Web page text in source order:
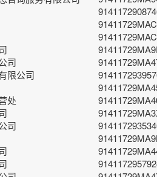
司
限公司
处
司